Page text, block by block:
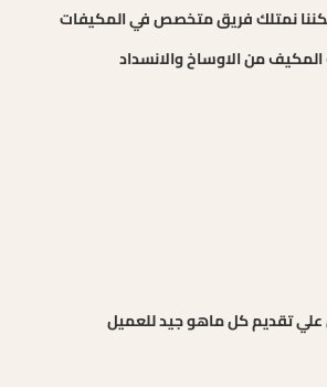
لكننا نمتلك فريق متخصص في المكيفات
من الاوساخ والانسداد
تقديم كل ماهو جيد للعميل